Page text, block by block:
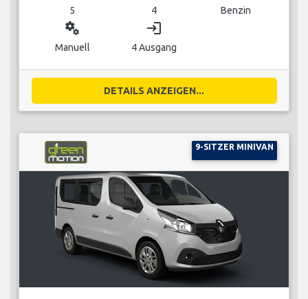
5 4 Benzin
miscellaneous_services
Manuell
login
4 Ausgang
DETAILS ANZEIGEN...
9-SITZER MINIVAN